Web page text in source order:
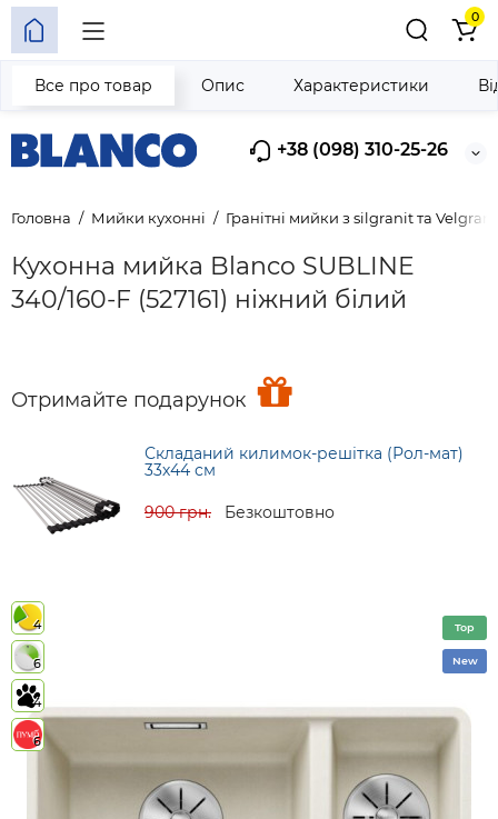
+38 (098) 310-25-26
0
Головна Мийки кухонні Гранітні мийки з silgranit та
Кухонна мийка Blanco SUBLINE
340/160-F (527161) ніжний білий
Отримайте подарунок
Складаний килимок-решітка (Рол-мат)
33х44 см
900 грн. Безкоштовно
Все про товар Опис Характеристики
4
6
4
6
Top
New